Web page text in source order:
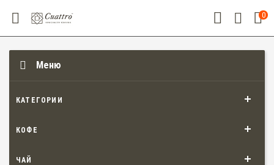
0
Меню
КАТЕГОРИИ
КОФЕ
ЧАЙ